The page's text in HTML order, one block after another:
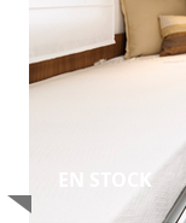
EN STOCK